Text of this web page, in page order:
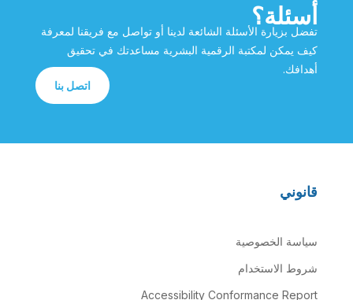
أسئلة؟
تفضل بزيارة الأسئلة الشائعة لدينا أو تواصل مع فريقنا لمعرفة
كيف يمكن لمكتبة الرقمية البشرية مساعدتك في تحقيق
أهدافك.
اتصل بنا
قانوني
سياسة الخصوصية
شروط الاستخدام
Accessibility Conformance Report